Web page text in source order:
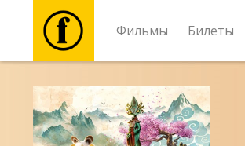
Фильмы Билеты
Фильмы
Билеты